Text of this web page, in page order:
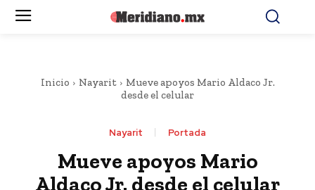
Inicio Nayarit
Mueve apoyos Mario Aldaco Jr.
desde el celular
Nayarit Portada
Mueve apoyos Mario
Aldaco Jr. desde el celular